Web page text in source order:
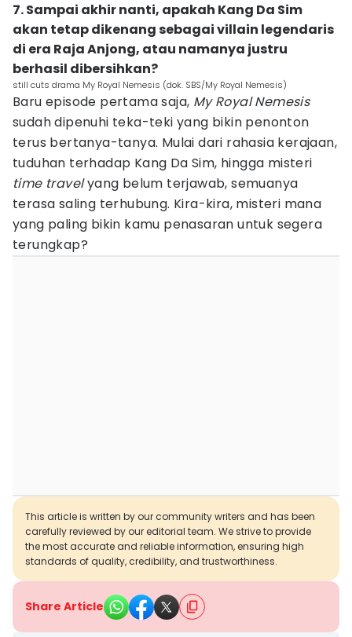
7. Sampai akhir nanti, apakah Kang Da Sim
akan tetap dikenang sebagai villain legendaris
di era Raja Anjong, atau namanya justru
berhasil dibersihkan?
still cuts drama My Royal Nemesis (dok. SBS/My Royal Nemesis)
Baru episode pertama saja, My Royal Nemesis
sudah dipenuhi teka-teki yang bikin penonton
terus bertanya-tanya. Mulai dari rahasia kerajaan,
tuduhan terhadap Kang Da Sim, hingga misteri
time travelyang belum terjawab, semuanya
terasa saling terhubung. Kira-kira, misteri mana
yang paling bikin kamu penasaran untuk segera
terungkap?
This article is written by our community writers and has been
carefully reviewed by our editorial team. We strive to provide
the most accurate and reliable information, ensuring high
standards of quality, credibility, and trustworthiness.
Share Article